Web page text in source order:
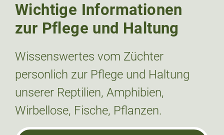
Wichtige Informationen
zur Pflege und Haltung
Wissenswertes vom Züchter
personlich zur Pflege und Haltung
unserer Reptilien, Amphibien,
Wirbellose, Fische, Pflanzen.